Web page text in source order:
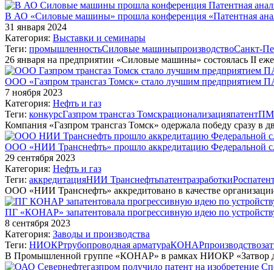
В АО «Силовые машины» прошла конференция «Патентная
31 января 2024
Категория: Выставки и семинары
Теги: промышленностьСиловые машиныпроизводствоСанкт-
26 января на предприятии «Силовые машины» состоялась II
ООО «Газпром трансгаз Томск» стало лучшим предприятием
7 ноября 2023
Категория: Нефть и газ
Теги: конкурсГазпром трансгаз Томскрационализацияпатент
Компания «Газпром трансгаз Томск» одержала победу сразу в
ООО «НИИ Транснефть» прошло аккредитацию Федеральной
29 сентября 2023
Категория: Нефть и газ
Теги: аккредитацияНИИ Транснефтьпатентразработки
ООО «НИИ Транснефть» аккредитовано в качестве
ПГ «КОНАР» запатентовала прогрессивную идею по
8 сентября 2023
Категория: Заводы и производства
Теги: НИОКРтрубопроводная арматураКОНАРпроизводство
В Промышленной группе «КОНАР» в рамках НИОКР «Затвор